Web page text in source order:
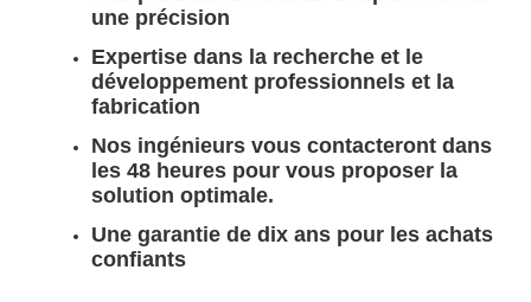
une précision
Expertise dans la recherche et le
développement professionnels et la
fabrication
Nos ingénieurs vous contacteront dans
les 48 heures pour vous proposer la
solution optimale.
Une garantie de dix ans pour les achats
confiants